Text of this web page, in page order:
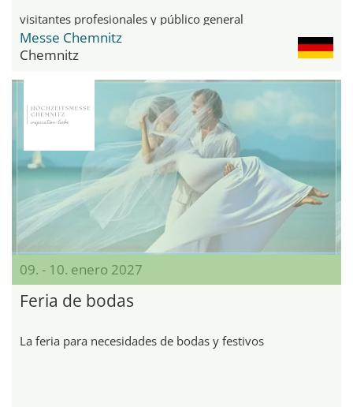
visitantes profesionales y público general
Messe Chemnitz
Chemnitz
09. - 10. enero 2027
Feria de bodas
La feria para necesidades de bodas y festivos